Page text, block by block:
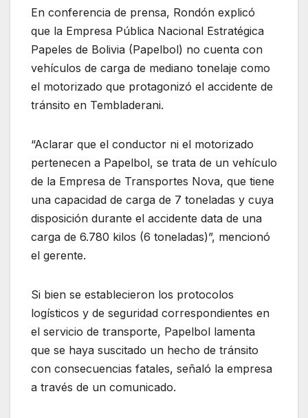
En conferencia de prensa, Rondón explicó
que la Empresa Pública Nacional Estratégica
Papeles de Bolivia (Papelbol) no cuenta con
vehículos de carga de mediano tonelaje como
el motorizado que protagonizó el accidente de
tránsito en Tembladerani.
“Aclarar que el conductor ni el motorizado
pertenecen a Papelbol, se trata de un vehículo
de la Empresa de Transportes Nova, que tiene
una capacidad de carga de 7 toneladas y cuya
disposición durante el accidente data de una
carga de 6.780 kilos (6 toneladas)”, mencionó
el gerente.
Si bien se establecieron los protocolos
logísticos y de seguridad correspondientes en
el servicio de transporte, Papelbol lamenta
que se haya suscitado un hecho de tránsito
con consecuencias fatales, señaló la empresa
a través de un comunicado.